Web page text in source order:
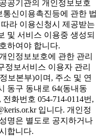
공기관의 개인정보보호
통신이용촉진등에 관한 법
라 이용신청시 제공받는
및 서비스 이용중 생성되
하여야 합니다.
인정보보호에 관한 관리
정보서비스 이용자 관리
보본부)이며, 주소 및 연
동구 동내로 64(동내동
화번호 054-714-0114번,
입니다. 개인정
명은 별도로 공지하거나
합니다.